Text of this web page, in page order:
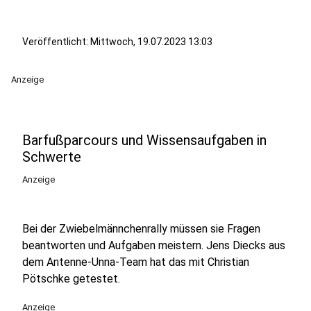
Veröffentlicht: Mittwoch, 19.07.2023 13:03
Anzeige
Barfußparcours und Wissensaufgaben in
Schwerte
Anzeige
Bei der Zwiebelmännchenrally müssen sie Fragen
beantworten und Aufgaben meistern. Jens Diecks aus
dem Antenne-Unna-Team hat das mit Christian
Pötschke getestet.
Anzeige